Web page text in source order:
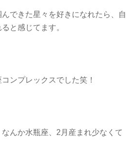
できた星々を好きになれたら、自
と感じてます。
ンプレックスでした笑！
んか水瓶座、2月産まれ少なくて